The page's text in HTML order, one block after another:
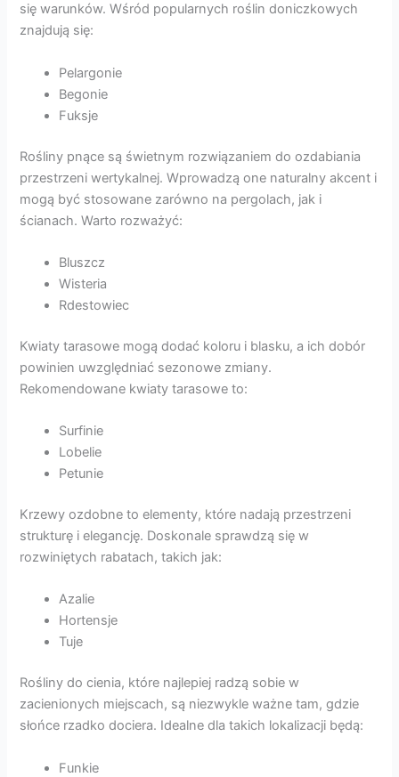
się warunków. Wśród popularnych roślin doniczkowych
znajdują się:
Pelargonie
Begonie
Fuksje
Rośliny pnące są świetnym rozwiązaniem do ozdabiania
przestrzeni wertykalnej. Wprowadzą one naturalny akcent i
mogą być stosowane zarówno na pergolach, jak i
ścianach. Warto rozważyć:
Bluszcz
Wisteria
Rdestowiec
Kwiaty tarasowe mogą dodać koloru i blasku, a ich dobór
powinien uwzględniać sezonowe zmiany.
Rekomendowane kwiaty tarasowe to:
Surfinie
Lobelie
Petunie
Krzewy ozdobne to elementy, które nadają przestrzeni
strukturę i elegancję. Doskonale sprawdzą się w
rozwiniętych rabatach, takich jak:
Azalie
Hortensje
Tuje
Rośliny do cienia, które najlepiej radzą sobie w
zacienionych miejscach, są niezwykle ważne tam, gdzie
słońce rzadko dociera. Idealne dla takich lokalizacji będą:
Funkie